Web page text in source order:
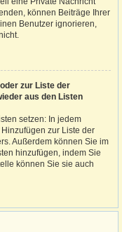
können Beiträge Ihrer
Benutzer ignorieren,
zur Liste der
aus den Listen
setzen: In jedem
zur Liste der
Außerdem können Sie im
hinzufügen, indem Sie
können Sie sie auch